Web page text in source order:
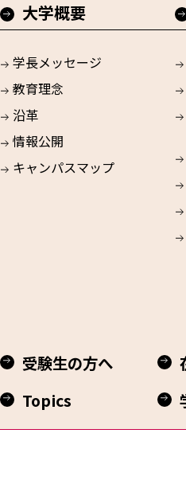
大学概要
学長メッセージ
教育理念
沿革
情報公開
キャンパスマップ
受験生の方へ
Topics